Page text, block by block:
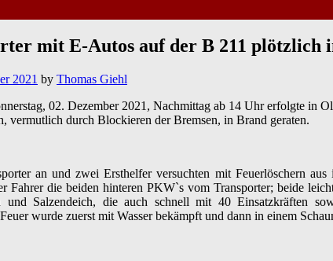
mit E-Autos auf der B 211 plötzlich
2021 by Thomas Giehl
02. Dezember 2021, Nachmittag ab 14 Uhr erfolgte in
vermutlich durch Blockieren der Bremsen, in Brand geraten.
an und zwei Ersthelfer versuchten mit Feuerlöschern
Fahrer die beiden hinteren PKW`s vom Transporter; beide
und Salzendeich, die auch schnell mit 40 Einsatzkräften
wurde zuerst mit Wasser bekämpft und dann in einem